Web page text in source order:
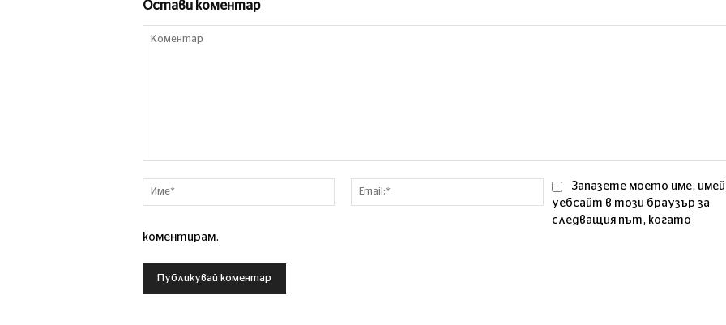
Остави коментар
Име*
Email:*Запазете моето име,
уебсайт в този браузър за
следващия път, когато
коментирам.